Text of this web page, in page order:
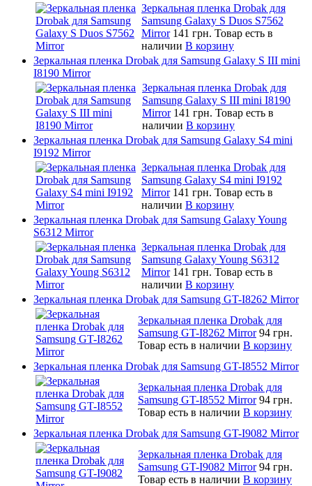
Зеркальная пленка Drobak для
Samsung Galaxy S Duos S7562
Mirror 141 грн. Товар есть в
наличии В корзину
Зеркальная пленка Drobak для Samsung Galaxy S III mini
I8190 Mirror
Зеркальная пленка Drobak для
Samsung Galaxy S III mini I8190
Mirror 141 грн. Товар есть в
наличии В корзину
Зеркальная пленка Drobak для Samsung Galaxy S4 mini
I9192 Mirror
Зеркальная пленка Drobak для
Samsung Galaxy S4 mini I9192
Mirror 141 грн. Товар есть в
наличии В корзину
Зеркальная пленка Drobak для Samsung Galaxy Young
S6312 Mirror
Зеркальная пленка Drobak для
Samsung Galaxy Young S6312
Mirror 141 грн. Товар есть в
наличии В корзину
Зеркальная пленка Drobak для Samsung GT-I8262 Mirror
Зеркальная пленка Drobak для
Samsung GT-I8262 Mirror 94 грн.
Товар есть в наличии В корзину
Зеркальная пленка Drobak для Samsung GT-I8552 Mirror
Зеркальная пленка Drobak для
Samsung GT-I8552 Mirror 94 грн.
Товар есть в наличии В корзину
Зеркальная пленка Drobak для Samsung GT-I9082 Mirror
Зеркальная пленка Drobak для
Samsung GT-I9082 Mirror 94 грн.
Товар есть в наличии В корзину